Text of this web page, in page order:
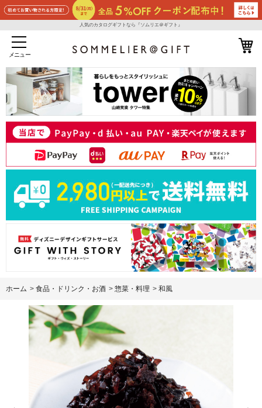
人気のカタログギフトなら『ソムリエ＠ギフト』
メニュー
ホーム > 食品・ドリンク・お酒 > 惣菜・料理 > 和風